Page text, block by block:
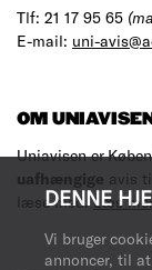
DENNE
Vi bruger
annoncer, til
Tlf: 21 17 95 65
E-mail: uni-
OM UNIAVISEN
Uniavisen er
uafhængige avis
læse med.Læs